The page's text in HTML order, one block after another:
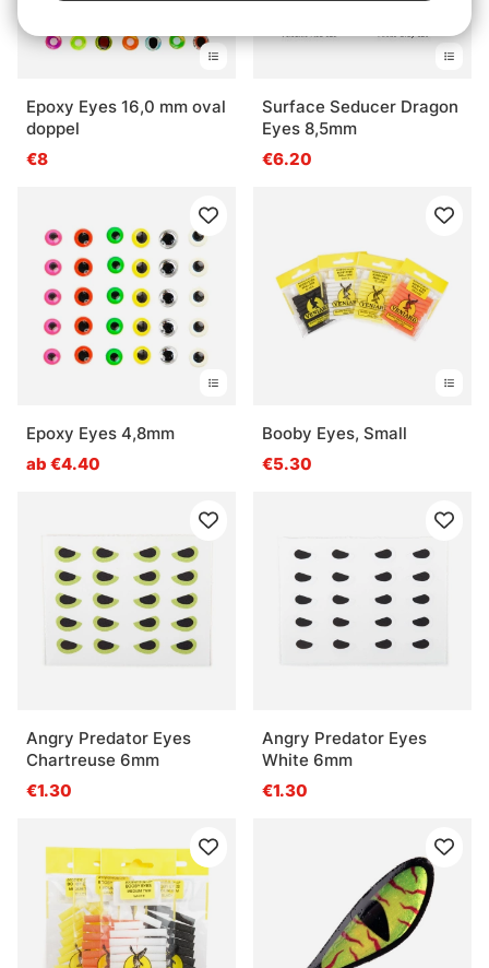
Epoxy Eyes 16,0 mm oval
doppel
€8
Surface Seducer Dragon
Eyes 8,5mm
€6.20
Epoxy Eyes 4,8mm
ab €4.40
Booby Eyes, Small
€5.30
Angry Predator Eyes
Chartreuse 6mm
€1.30
Angry Predator Eyes
White 6mm
€1.30